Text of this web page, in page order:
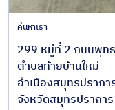
ค้นหาเรา
299 หมู่ที่ 2 ถนนพุท
ตำบลท้ายบ้านใหม่
อำเมืองสมุทรปรากา
จังหวัดสมุทรปรากา